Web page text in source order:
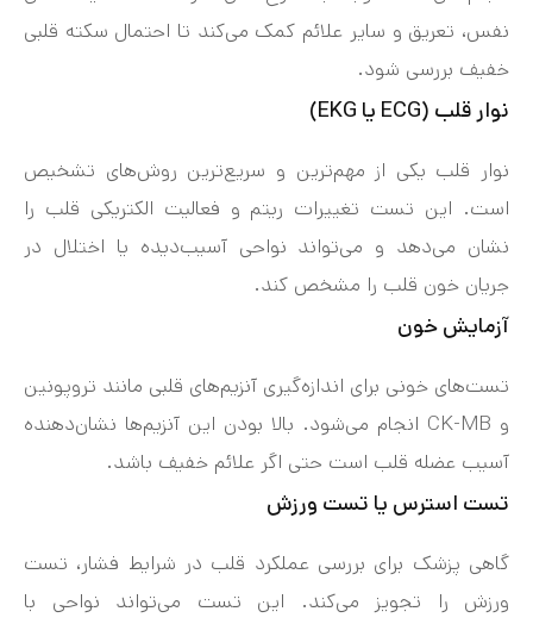
نفس، تعریق و سایر علائم کمک می‌کند تا احتمال سکته قلبی
خفیف بررسی شود.
نوار قلب (ECG یا EKG)
نوار قلب یکی از مهم‌ترین و سریع‌ترین روش‌های تشخیص
است. این تست تغییرات ریتم و فعالیت الکتریکی قلب را
نشان می‌دهد و می‌تواند نواحی آسیب‌دیده یا اختلال در
جریان خون قلب را مشخص کند.
آزمایش خون
تست‌های خونی برای اندازه‌گیری آنزیم‌های قلبی مانند تروپونین
و CK-MB انجام می‌شود. بالا بودن این آنزیم‌ها نشان‌دهنده
آسیب عضله قلب است حتی اگر علائم خفیف باشد.
تست استرس یا تست ورزش
گاهی پزشک برای بررسی عملکرد قلب در شرایط فشار، تست
ورزش را تجویز می‌کند. این تست می‌تواند نواحی با